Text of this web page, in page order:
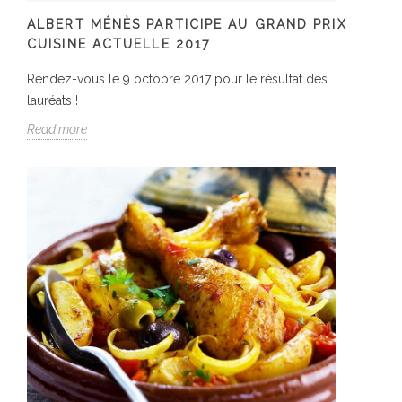
ALBERT MÉNÈS PARTICIPE AU GRAND PRIX
CUISINE ACTUELLE 2017
Rendez-vous le 9 octobre 2017 pour le résultat des
lauréats !
Read more